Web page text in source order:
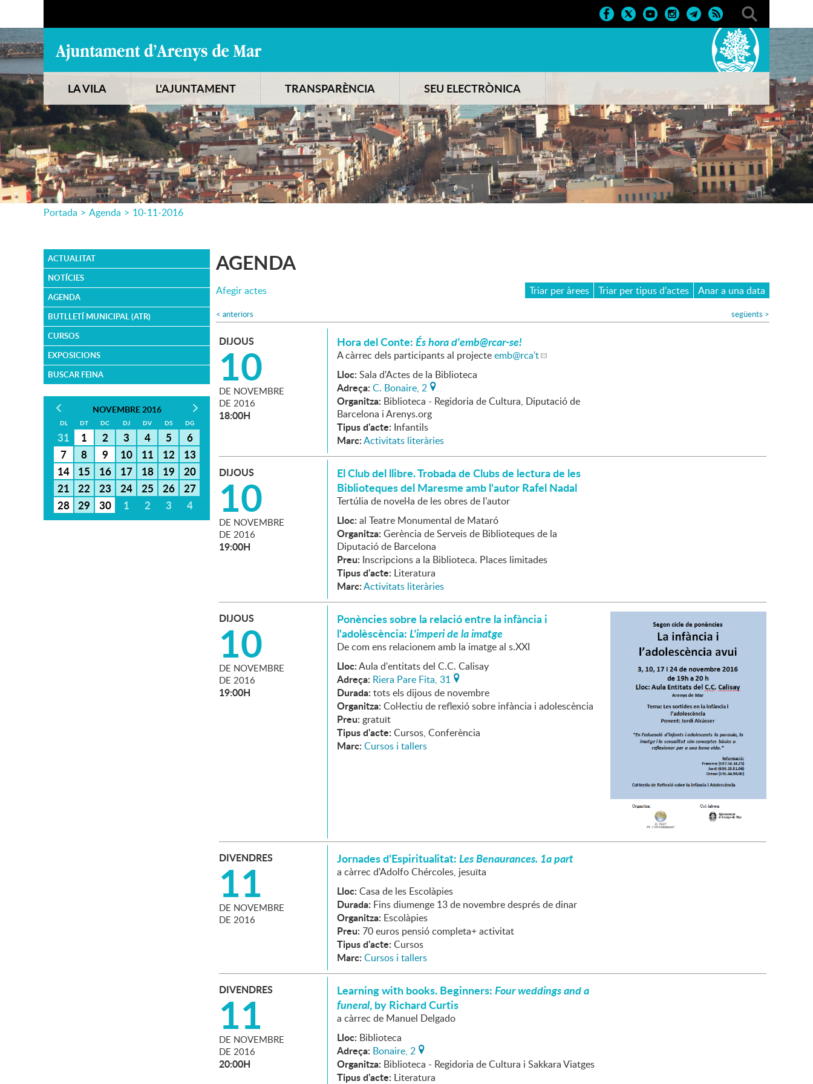
LA VILA L'AJUNTAMENT TRANSPARÈNCIA SEU ELECTRÒNICA
Portada > Agenda > 10-11-2016
ACTUALITAT
NOTÍCIES
AGENDA
BUTLLETÍ MUNICIPAL (ATR)
CURSOS
EXPOSICIONS
BUSCAR FEINA
NOVEMBRE 2016
DL DT DC DJ DV DS DG
31 1 2 3 4 5
6
7
8 9 10 11 12
13
14
15 16 17 18 19
20
21
22 23 24 25 26
27
28 29 30 1 2 3 4
AGENDA
Afegir actes Triar per àrees Triar per tipus d'actes Anar a una data
< anteriors següents >
DIJOUS
10
DE NOVEMBRE
DE 2016
18:00H
Hora del Conte:És hora d'emb@rcar-se!
A càrrec dels participants al projecteemb@rca't
Lloc: Sala d'Actes de la Biblioteca
Adreça: C. Bonaire, 2
Organitza: Biblioteca - Regidoria de Cultura, Diputació de
Barcelona i Arenys.org
Tipus d'acte: Infantils
Marc:Activitats literàries
DIJOUS
10
DE NOVEMBRE
DE 2016
19:00H
El Club del llibre. Trobada de Clubs de lectura de les
Biblioteques del Maresme amb l'autor Rafel Nadal
Tertúlia de novel·la de les obres de l'autor
Lloc: al Teatre Monumental de Mataró
Organitza: Gerència de Serveis de Biblioteques de la
Diputació de Barcelona
Preu: Inscripcions a la Biblioteca. Places limitades
Tipus d'acte: Literatura
Marc:Activitats literàries
DIJOUS
10
DE NOVEMBRE
DE 2016
19:00H
Ponències sobre la relació entre la infància i
l'adolèscència:L'imperi de la imatge
De com ens relacionem amb la imatge al s.XXI
Lloc:Aula d'entitats del C.C. Calisay
Adreça: Riera Pare Fita, 31
Durada: tots els dijous de novembre
Organitza: Col·lectiu de reflexió sobre infància i adolescència
Preu: gratuït
Tipus d'acte: Cursos, Conferència
Marc: Cursos i tallers
DIVENDRES
11
DE NOVEMBRE
DE 2016
Jornades d'Espiritualitat:Les Benaurances. 1a part
a càrrec d'Adolfo Chércoles, jesuïta
Lloc: Casa de les Escolàpies
Durada: Fins diumenge 13 de novembre després de dinar
Organitza: Escolàpies
Preu: 70 euros pensió completa+ activitat
Tipus d'acte: Cursos
Marc: Cursos i tallers
DIVENDRES
11
DE NOVEMBRE
DE 2016
20:00H
Learning with books. Beginners:Four weddings and a
funeral, by Richard Curtis
a càrrec de Manuel Delgado
Lloc: Biblioteca
Adreça: Bonaire, 2
Organitza: Biblioteca - Regidoria de Cultura i Sakkara Viatges
Tipus d'acte: Literatura